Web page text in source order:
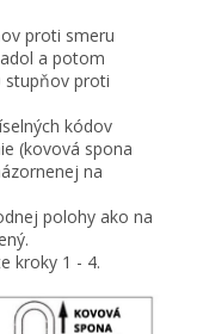
proti smeru
a potom
stupňov proti
kódov
(kovová spona
na
polohy ako na
kroky 1 - 4.